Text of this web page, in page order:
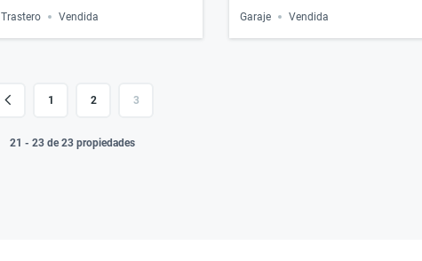
Trastero Vendida Garaje Vendida
1 2 3
21 - 23 de 23 propiedades